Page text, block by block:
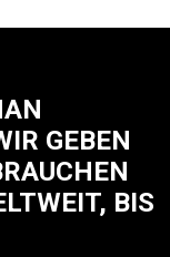
GEBEN
BIS